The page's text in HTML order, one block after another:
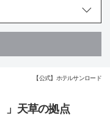
【公式】ホテルサンロード
」天草の拠点